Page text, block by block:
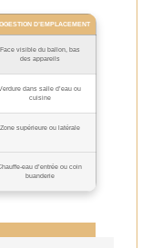
D’EMPLACEMENT
Face visible du ballon, bas
des appareils
dans salle d’eau ou
cuisine
Zone supérieure ou latérale
eau d’entrée ou coin
buanderie